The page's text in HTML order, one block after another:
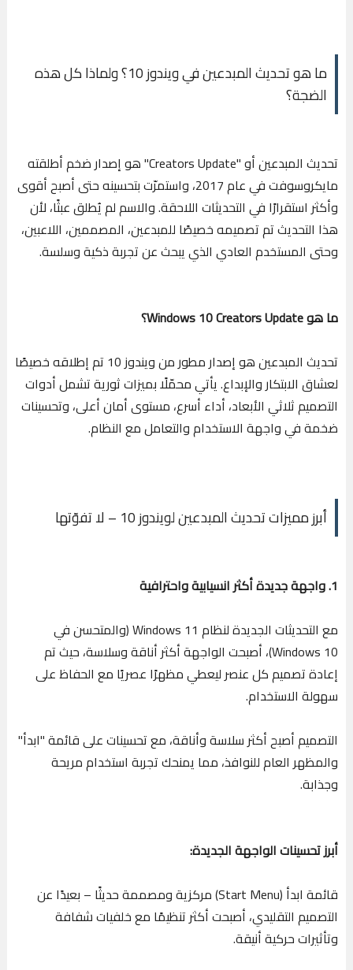
ما هو تحديث المبدعين في ويندوز 10؟ ولماذا كل هذه
الضجة؟
تحديث المبدعين أو "Creators Update" هو إصدار ضخم أطلقته
مايكروسوفت في عام 2017، واستمرّت بتحسينه حتى أصبح أقوى
وأكثر استقرارًا في التحديثات اللاحقة. والاسم لم يُطلق عبثًا، لأن
هذا التحديث تم تصميمه خصيصًا للمبدعين، المصممين، اللاعبين،
وحتى المستخدم العادي الذي يبحث عن تجربة ذكية وسلسة.
ما هو Windows 10 Creators Update؟
تحديث المبدعين هو إصدار مطور من ويندوز 10 تم إطلاقه خصيصًا
لعشاق الابتكار والإبداع. يأتي محمّلًا بميزات ثورية تشمل أدوات
التصميم ثلاثي الأبعاد، أداء أسرع، مستوى أمان أعلى، وتحسينات
ضخمة في واجهة الاستخدام والتعامل مع النظام.
أبرز مميزات تحديث المبدعين لويندوز 10 – لا تفوّتها
1. واجهة جديدة أكثر انسيابية واحترافية
مع التحديثات الجديدة لنظام Windows 11 (والمتحسن في
Windows 10)، أصبحت الواجهة أكثر أناقة وسلاسة، حيث تم
إعادة تصميم كل عنصر ليعطي مظهرًا عصريًا مع الحفاظ على
سهولة الاستخدام.
التصميم أصبح أكثر سلاسة وأناقة، مع تحسينات على قائمة "ابدأ"
والمظهر العام للنوافذ، مما يمنحك تجربة استخدام مريحة
وجذابة.
أبرز تحسينات الواجهة الجديدة:
قائمة ابدأ (Start Menu) مركزية ومصممة حديثًا – بعيدًا عن
التصميم التقليدي، أصبحت أكثر تنظيمًا مع خلفيات شفافة
وتأثيرات حركية أنيقة.